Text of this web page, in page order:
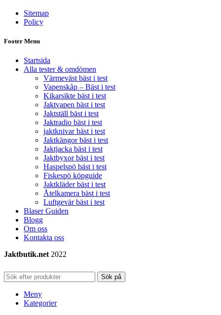
Sitemap
Policy
Footer Menu
Startsida
Alla tester & omdömen
Värmeväst bäst i test
Vapenskåp – Bäst i test
Kikarsikte bäst i test
Jaktvapen bäst i test
Jaktställ bäst i test
Jaktradio bäst i test
jaktknivar bäst i test
Jaktkängor bäst i test
Jaktjacka bäst i test
Jaktbyxor bäst i test
Haspelspö bäst i test
Fiskespö köpguide
Jaktkläder bäst i test
Åtelkamera bäst i test
Luftgevär bäst i test
Blaser Guiden
Blogg
Om oss
Kontakta oss
Jaktbutik.net 2022
Sök på
Meny
Kategorier